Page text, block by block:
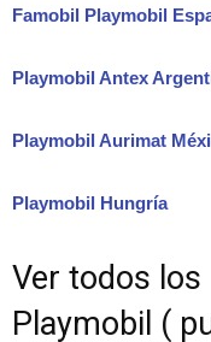
Famobil Playmobil
Playmobil Antex
Playmobil Aurimat
Playmobil Hungría
Ver todos los
Playmobil (